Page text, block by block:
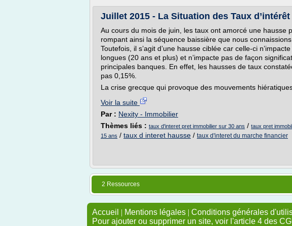
Juillet 2015 - La Situation des Taux d’intérêt
Au cours du mois de juin, les taux ont amorcé une hausse
rompant ainsi la séquence baissière que nous
Toutefois, il s’agit d’une hausse ciblée car celle-ci
longues (20 ans et plus) et n’impacte pas de façon
principales banques. En effet, les hausses de taux
pas 0,15%.
La crise grecque qui provoque des mouvements
Voir la suite
Par : Nexity - Immobilier
Thèmes liés : taux d'interet pret immobilier sur 30 ans / taux pret
15 ans / taux d interet hausse / taux d'interet du marche financier
2 Ressources
Accueil | Mentions légales | Conditions générales
Pour ajouter ou supprimer un site, voir l'article 4 des